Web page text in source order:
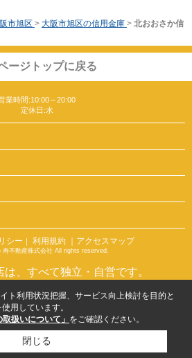
市旭区 > 大阪市旭区の信用金庫 > 北おおさか信
ージトップに戻る
業時間:10:00～20:00
定休日:水
シー ｜ 利用規約 ｜アクセスマップ
不動産株式会社 All rights reserved.
、すべて独立・自営です。
ト利用状況把握、サービス向上検討を目的と
用しています。
取扱いについて」 をご確認ください。
閉じる